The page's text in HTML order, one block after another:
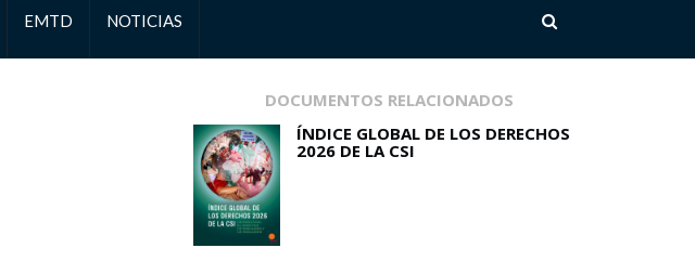
EMTD NOTICIAS
DOCUMENTOS RELACIONADOS
ÍNDICE GLOBAL DE LOS DERECHOS
2026 DE LA CSI